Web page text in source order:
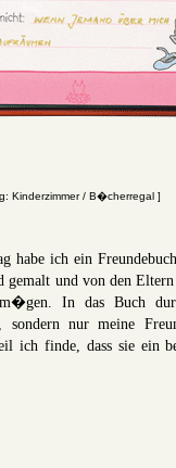
Kinderzimmer / B�cherregal ]
habe ich ein
und von den Eltern
In das Buch
sondern nur meine
ich finde, dass sie ein